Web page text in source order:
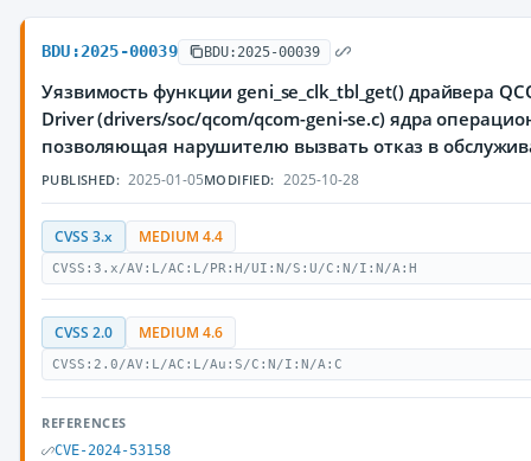
BDU:2025-00039 BDU:2025-00039
Уязвимость функции geni_se_clk_tbl_get() драйвера
Driver (drivers/soc/qcom/qcom-geni-se.c) ядра
позволяющая нарушителю вызвать отказ в
PUBLISHED: 2025-01-05MODIFIED: 2025-10-28
CVSS 3.x MEDIUM 4.4
CVSS:3.x/AV:L/AC:L/PR:H/UI:N/S:U/C:N/I:N/A:H
CVSS 2.0 MEDIUM 4.6
CVSS:2.0/AV:L/AC:L/Au:S/C:N/I:N/A:C
REFERENCES
CVE-2024-53158